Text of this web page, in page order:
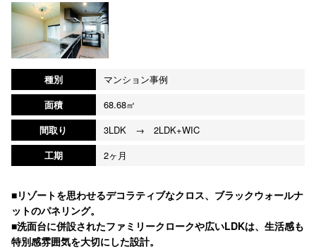
種別
マンション事例
面積
68.68㎡
間取り
3LDK → 2LDK+WIC
工期
2ヶ月
■リゾートを思わせるデコラティブなクロス、ブラックウォールナ
ットのパネリング。
■洗面台に併設されたファミリークロークや広いLDKは、生活感も
特別感雰囲気を大切にした設計。